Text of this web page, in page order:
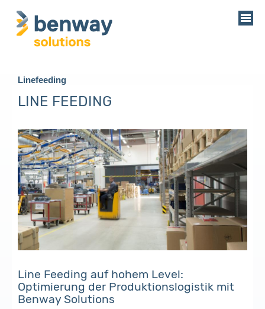
Linefeeding
LINE FEEDING
Line Feeding auf hohem Level:
Optimierung der Produktionslogistik mit
Benway Solutions